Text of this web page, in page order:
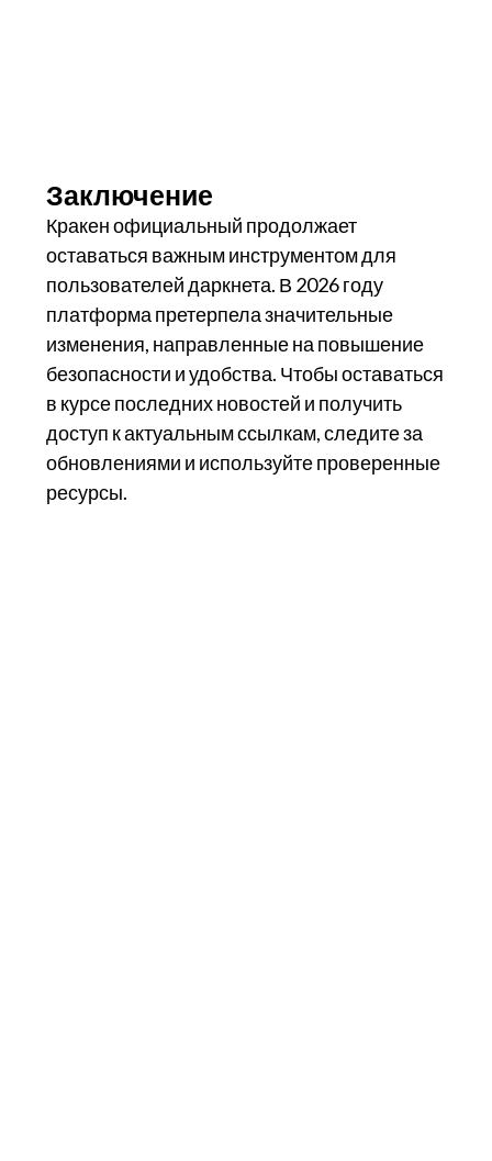
Заключение
Кракен официальный продолжает
оставаться важным инструментом для
пользователей даркнета. В 2026 году
платформа претерпела значительные
изменения, направленные на повышение
безопасности и удобства. Чтобы оставаться
в курсе последних новостей и получить
доступ к актуальным ссылкам, следите за
обновлениями и используйте проверенные
ресурсы.